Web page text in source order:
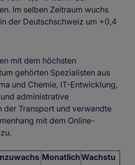
Im selben Zeitraum wuchs
der Deutschschweiz um +0,4
mit dem höchsten
gehörten Spezialisten aus
und Chemie, IT-Entwicklung,
administrative
der Transport und verwandte
mit dem Online-
MonatlichWachstu